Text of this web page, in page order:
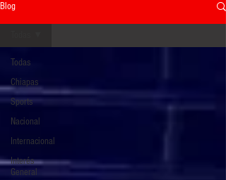
Blog
Todas
Chiapas
Sports
Nacional
Internacional
Interés
General